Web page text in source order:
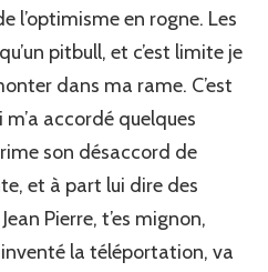
l’optimisme en rogne. Les
pitbull, et c’est limite je
dans ma rame. C’est
accordé quelques
son désaccord de
et à part lui dire des
Pierre, t’es mignon,
la téléportation, va